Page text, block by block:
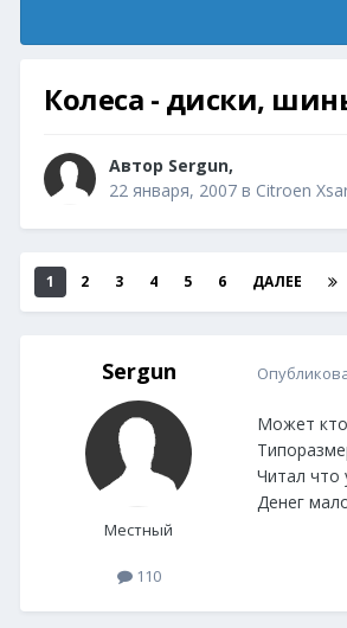
Колеса - диски,
Автор Sergun,
22 января, 2007 в Citroen
1 2 3 4 5 6 ДАЛЕЕ
Sergun
Местный
110
Может кто
Читал
Денег